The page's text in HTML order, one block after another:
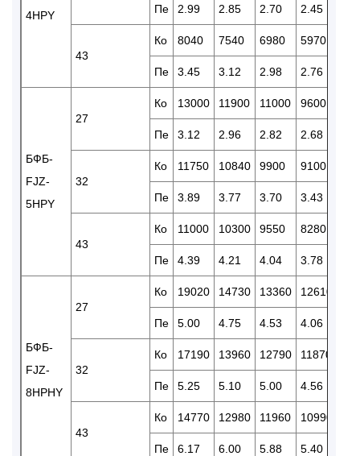
4HPY
Пе 2.99 2.85 2.70 2.45
43
Ко 8040 7540 6980 5970
Пе 3.45 3.12 2.98 2.76
БФБ-
FJZ-
5HPY
27
Ко 13000 11900 11000 9600
Пе 3.12 2.96 2.82 2.68
32
Ко 11750 10840 9900 9100
Пе 3.89 3.77 3.70 3.43
43
Ко 11000 10300 9550 8280
Пе 4.39 4.21 4.04 3.78
БФБ-
FJZ-
8HPHY
27
Ко 19020 14730 13360 12610
Пе 5.00 4.75 4.53 4.06
32
Ко 17190 13960 12790 11870
Пе 5.25 5.10 5.00 4.56
43
Ко 14770 12980 11960 10990
Пе 6.17 6.00 5.88 5.40